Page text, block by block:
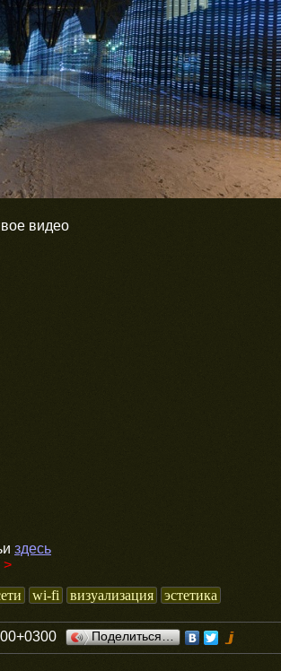
видео
здесь
>
wi-fi визуализация эстетика
Поделиться…